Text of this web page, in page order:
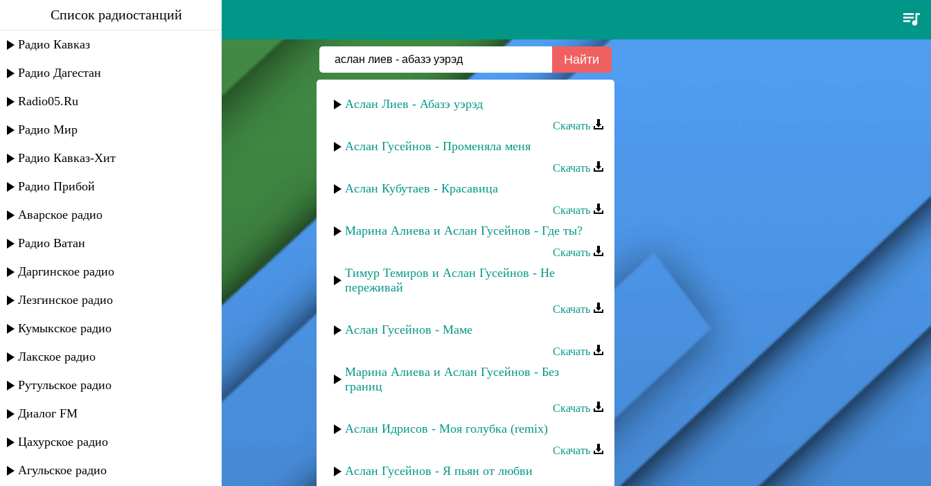
аслан лиев - абазэ уэрэд
Список радиостанций
Радио Кавказ
Радио Дагестан
Radio05.Ru
Радио Мир
Радио Кавказ-Хит
Радио Прибой
Аварское радио
Радио Ватан
Даргинское радио
Лезгинское радио
Кумыкское радио
Лакское радио
Рутульское радио
Диалог FM
Цахурское радио
Агульское радио
Аслан Лиев - Абазэ уэрэд
Скачать
Аслан Гусейнов - Променяла меня
Скачать
Аслан Кубутаев - Красавица
Скачать
Марина Алиева и Аслан Гусейнов - Где ты?
Скачать
Тимур Темиров и Аслан Гусейнов - Не
переживай
Скачать
Аслан Гусейнов - Маме
Скачать
Марина Алиева и Аслан Гусейнов - Без
границ
Скачать
Аслан Идрисов - Моя голубка (remix)
Скачать
Аслан Гусейнов - Я пьян от любви